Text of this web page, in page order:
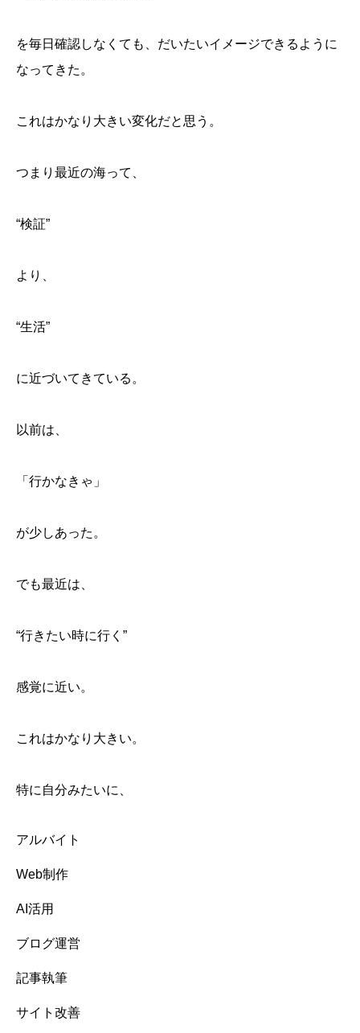
を毎日確認しなくても、だいたいイメージできるように
なってきた。
これはかなり大きい変化だと思う。
つまり最近の海って、
“検証”
より、
“生活”
に近づいてきている。
以前は、
「行かなきゃ」
が少しあった。
でも最近は、
“行きたい時に行く”
感覚に近い。
これはかなり大きい。
特に自分みたいに、
アルバイト
Web制作
AI活用
ブログ運営
記事執筆
サイト改善